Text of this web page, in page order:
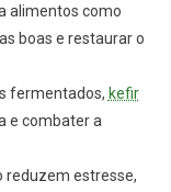
alimentos como
boas e restaurar o
fermentados, kefir
e combater a
reduzem estresse,